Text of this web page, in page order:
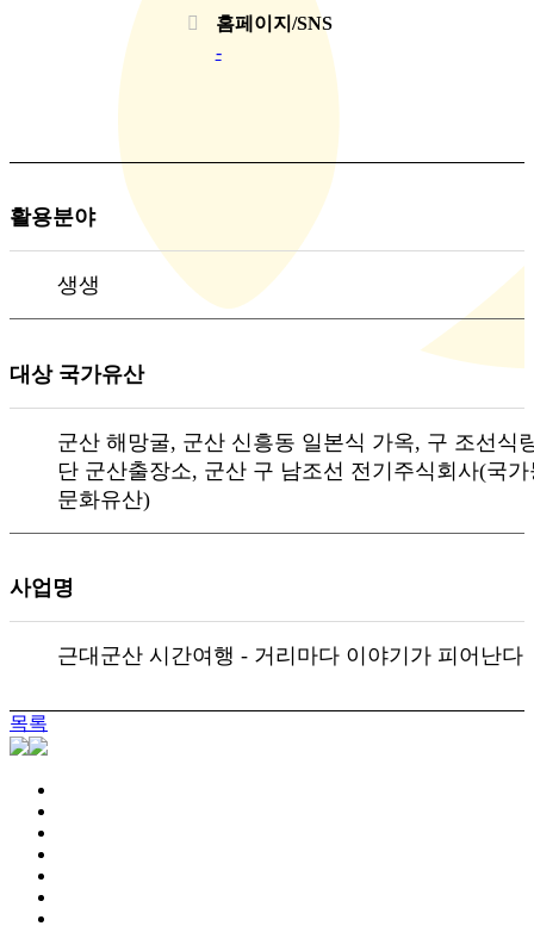
홈페이지/SNS
-
활용분야
생생
대상 국가유산
군산 해망굴, 군산 신흥동 일본식 가옥, 구 조선식
단 군산출장소, 군산 구 남조선 전기주식회사(국가
문화유산)
사업명
근대군산 시간여행 - 거리마다 이야기가 피어난다
목록